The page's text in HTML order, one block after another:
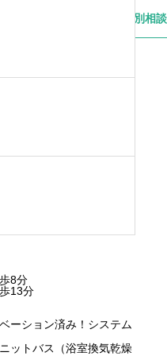
個別相談
8分
13分
ーション済み！システム
ットバス（浴室換気乾燥